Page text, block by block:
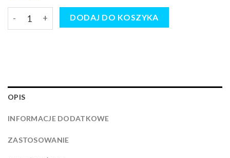
ilość NANOCLEAN® AIR Koncentrat do czyszczenia,
DODAJ DO KOSZYKA
OPIS
INFORMACJE DODATKOWE
ZASTOSOWANIE